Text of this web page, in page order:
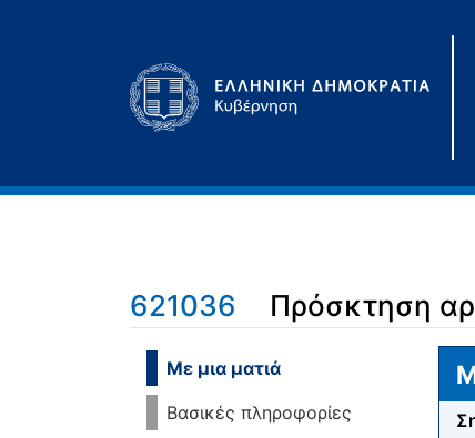
621036 Πρόσκτηση
Μετάβαση σε: πλοήγηση
Με μια ματιά
Βασικές πληροφορίες